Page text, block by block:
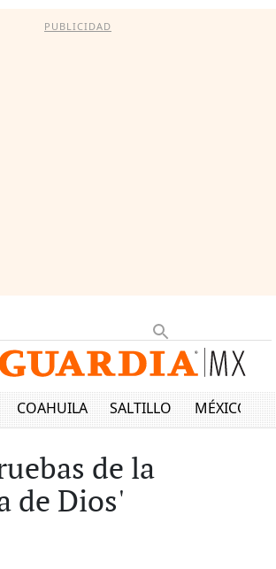
PUBLICIDAD
COAHUILA SALTILLO MÉXICO
de la
de Dios'